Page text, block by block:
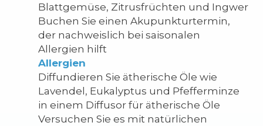
Blattgemüse, Zitrusfrüchten und Ingwer
Buchen Sie einen Akupunkturtermin,
der nachweislich bei saisonalen
Allergien hilft
Allergien
Diffundieren Sie ätherische Öle wie
Lavendel, Eukalyptus und Pfefferminze
in einem Diffusor für ätherische Öle
Versuchen Sie es mit natürlichen